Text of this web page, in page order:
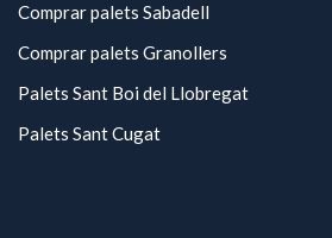
Comprar palets Sabadell
Comprar palets Granollers
Palets Sant Boi del Llobregat
Palets Sant Cugat